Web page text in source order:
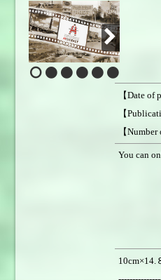
【Date
【
【
Postcard
You can
10cm×14.